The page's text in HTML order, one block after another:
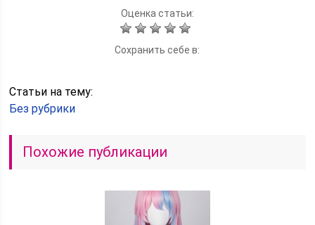
Оценка статьи:
Сохранить себе в:
Статьи на тему:
Без рубрики
Похожие публикации